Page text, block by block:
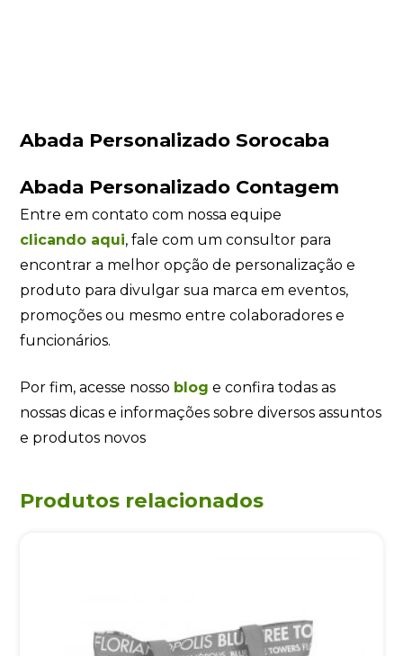
Abada Personalizado Sorocaba
Abada Personalizado Contagem
Entre em contato com nossa equipe
clicando aqui, fale com um consultor para
encontrar a melhor opção de personalização e
produto para divulgar sua marca em eventos,
promoções ou mesmo entre colaboradores e
funcionários.
Por fim, acesse nosso blog e confira todas as
nossas dicas e informações sobre diversos assuntos
e produtos novos
Produtos relacionados